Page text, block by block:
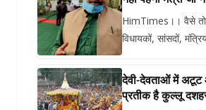
HimTimes।। वैसे तो
विधायकों, सांसदों,
देवी-देवताओं में
प्रतीक है कुल्लू